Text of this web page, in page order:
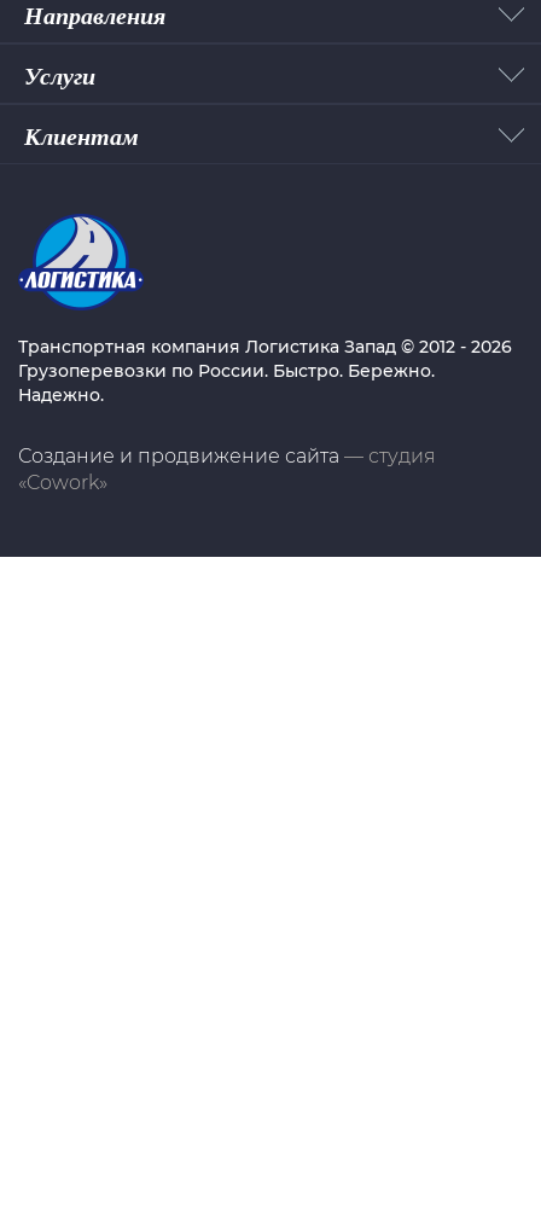
Направления
Услуги
Клиентам
Транспортная компания Логистика Запад © 2012 - 2026
Грузоперевозки по России. Быстро. Бережно.
Надежно.
Создание и продвижение сайта — студия
«Cowork»